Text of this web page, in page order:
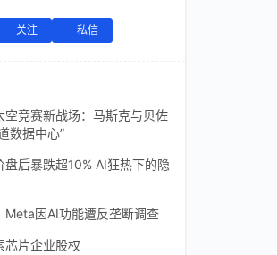
关注 私信
空竞赛新战场：马斯克与贝佐
数据中心”
盘后暴跌超10% AI狂热下的隐
Meta因AI功能遭反垄断调查
芯片企业股权